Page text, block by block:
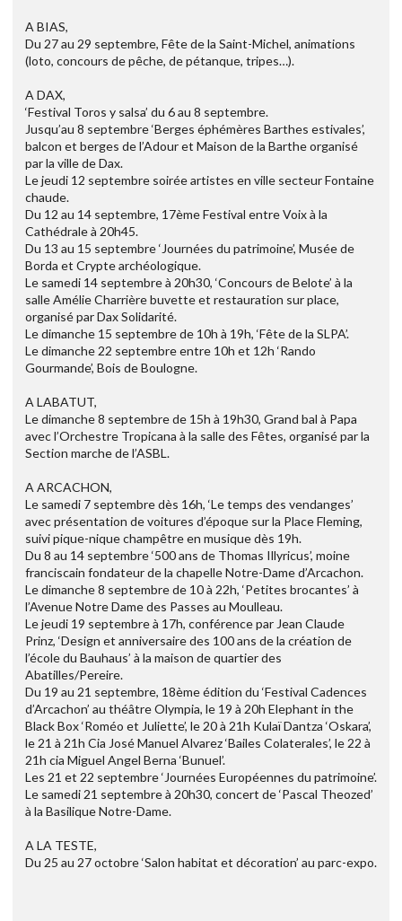
A BIAS,
Du 27 au 29 septembre, Fête de la Saint-Michel, animations
(loto, concours de pêche, de pétanque, tripes…).
A DAX,
‘Festival Toros y salsa’ du 6 au 8 septembre.
Jusqu’au 8 septembre ‘Berges éphémères Barthes estivales’,
balcon et berges de l’Adour et Maison de la Barthe organisé
par la ville de Dax.
Le jeudi 12 septembre soirée artistes en ville secteur Fontaine
chaude.
Du 12 au 14 septembre, 17ème Festival entre Voix à la
Cathédrale à 20h45.
Du 13 au 15 septembre ‘Journées du patrimoine’, Musée de
Borda et Crypte archéologique.
Le samedi 14 septembre à 20h30, ‘Concours de Belote’ à la
salle Amélie Charrière buvette et restauration sur place,
organisé par Dax Solidarité.
Le dimanche 15 septembre de 10h à 19h, ‘Fête de la SLPA’.
Le dimanche 22 septembre entre 10h et 12h ‘Rando
Gourmande’, Bois de Boulogne.
A LABATUT,
Le dimanche 8 septembre de 15h à 19h30, Grand bal à Papa
avec l’Orchestre Tropicana à la salle des Fêtes, organisé par la
Section marche de l’ASBL.
A ARCACHON,
Le samedi 7 septembre dès 16h, ‘Le temps des vendanges’
avec présentation de voitures d’époque sur la Place Fleming,
suivi pique-nique champêtre en musique dès 19h.
Du 8 au 14 septembre ‘500 ans de Thomas Illyricus’, moine
franciscain fondateur de la chapelle Notre-Dame d’Arcachon.
Le dimanche 8 septembre de 10 à 22h, ‘Petites brocantes’ à
l’Avenue Notre Dame des Passes au Moulleau.
Le jeudi 19 septembre à 17h, conférence par Jean Claude
Prinz, ‘Design et anniversaire des 100 ans de la création de
l’école du Bauhaus’ à la maison de quartier des
Abatilles/Pereire.
Du 19 au 21 septembre, 18ème édition du ‘Festival Cadences
d’Arcachon’ au théâtre Olympia, le 19 à 20h Elephant in the
Black Box ‘Roméo et Juliette’, le 20 à 21h Kulaï Dantza ‘Oskara’,
le 21 à 21h Cia José Manuel Alvarez ‘Bailes Colaterales’, le 22 à
21h cia Miguel Angel Berna ‘Bunuel’.
Les 21 et 22 septembre ‘Journées Européennes du patrimoine’.
Le samedi 21 septembre à 20h30, concert de ‘Pascal Theozed’
à la Basilique Notre-Dame.
A LA TESTE,
Du 25 au 27 octobre ‘Salon habitat et décoration’ au parc-expo.